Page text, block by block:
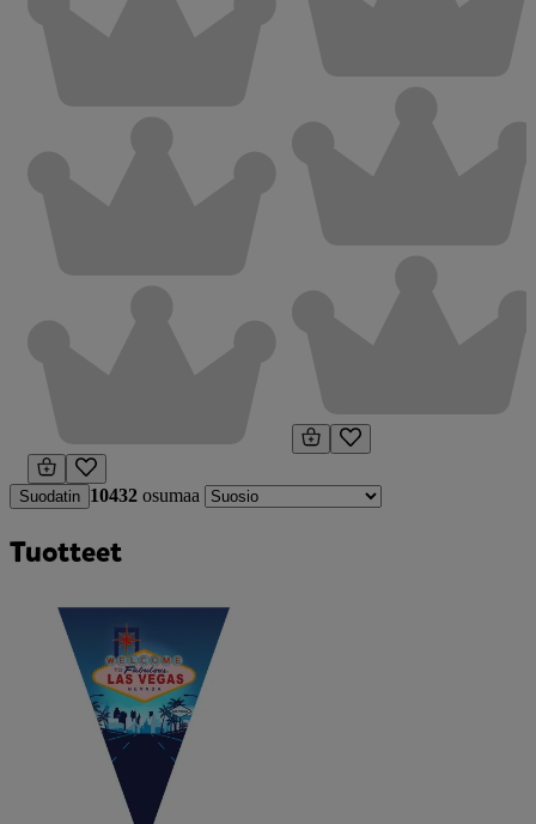
Suodatin 10432 osumaa
Tuotteet